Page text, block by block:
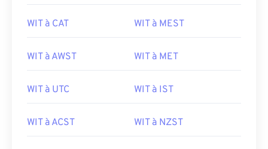
WIT à CAT WIT à MEST
WIT à AWST WIT à MET
WIT à UTC WIT à IST
WIT à ACST WIT à NZST